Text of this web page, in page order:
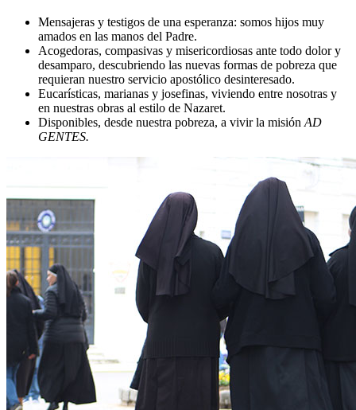
Mensajeras y testigos de una esperanza: somos hijos muy
amados en las manos del Padre.
Acogedoras, compasivas y misericordiosas ante todo dolor y
desamparo, descubriendo las nuevas formas de pobreza que
requieran nuestro servicio apostólico desinteresado.
Eucarísticas, marianas y josefinas, viviendo entre nosotras y
en nuestras obras al estilo de Nazaret.
Disponibles, desde nuestra pobreza, a vivir la misión AD
GENTES.